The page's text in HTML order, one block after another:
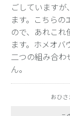
ごしています
ます。こちら
ので、あれこれ
ます。ホメオ
二つの組み合
ん。
おひ